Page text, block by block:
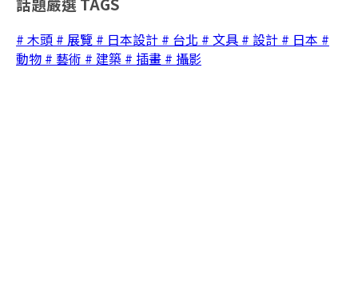
# 木頭 # 展覽 # 日本設計 # 台北 # 文具 # 設計 # 日本 #
動物 # 藝術 # 建築 # 插畫 # 攝影